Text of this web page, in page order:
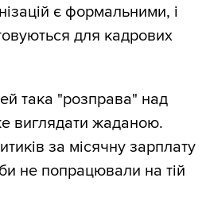
є формальними, і
для кадрових
така "розправа" над
виглядати жаданою.
за місячну зарплату
не попрацювали на тій